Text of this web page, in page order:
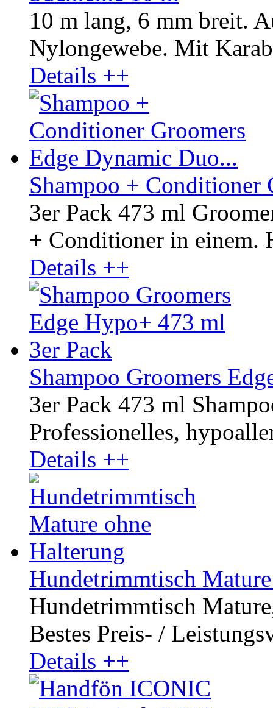
10 m lang, 6 mm breit.
Nylongewebe. Mit
Details ++
Shampoo + Conditioner
3er Pack 473 ml
+ Conditioner in einem.
Details ++
Shampoo Groomers
3er Pack 473 ml
Professionelles,
Details ++
Hundetrimmtisch
Hundetrimmtisch
Bestes Preis- /
Details ++